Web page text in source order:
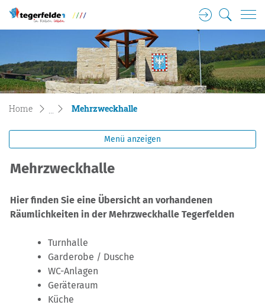
Direkt zur Hauptnavigation
Direkt zum Inhalt
Direkt zur Suche
Direkt zum Stichwortverzeichnis
Tegerfelden Gemeinde Wappen
LoginSuche
Home Mehrzweckhalle(ausgewählt)
Menü anzeigen
Mehrzweckhalle
Hier finden Sie eine Übersicht an vorhandenen
Räumlichkeiten in der Mehrzweckhalle Tegerfelden
Turnhalle
Garderobe / Dusche
WC-Anlagen
Geräteraum
Küche